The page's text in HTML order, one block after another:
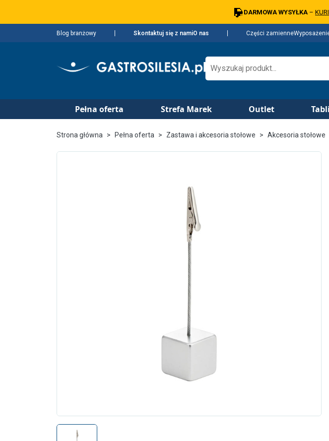
DARMOWA WYSYŁKA –
Blog branżowy Skontaktuj się z namiO nas Części zamienne
Pełna oferta Strefa Marek Outlet
Strona główna Pełna oferta Zastawa i akcesoria stołowe Akcesoria stołowe